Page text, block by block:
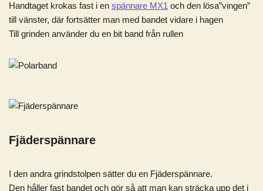
Handtaget krokas fast i en spännare MX1 och den lösa”vingen”
till vänster, där fortsätter man med bandet vidare i hagen
Till grinden använder du en bit band från rullen
Fjäderspännare
I den andra grindstolpen sätter du en Fjäderspännare.
Den håller fast bandet och gör så att man kan sträcka upp det i